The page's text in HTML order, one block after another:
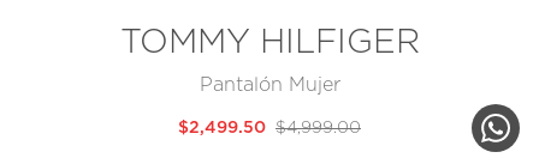
TOMMY HILFIGER
Pantalón Mujer
$4,999.00
$2,499.50